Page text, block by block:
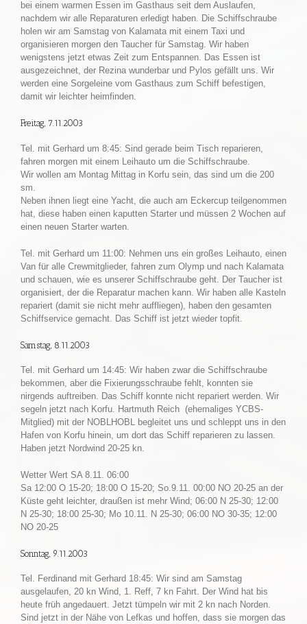
bei einem warmen Essen im Gasthaus seit dem Auslaufen,
nachdem wir alle Reparaturen erledigt haben. Die Schiffschraube
holen wir am Samstag von Kalamata mit einem Taxi und
organisieren morgen den Taucher für Samstag. Wir haben
wenigstens jetzt etwas Zeit zum Entspannen. Das Essen ist
ausgezeichnet, der Rezina wunderbar und Pylos gefällt uns. Wir
werden eine Sorgeleine vom Gasthaus zum Schiff befestigen,
damit wir leichter heimfinden.
Freitag, 7.11.2003
Tel. mit Gerhard um 8:45: Sind gerade beim Tisch reparieren,
fahren morgen mit einem Leihauto um die Schiffschraube.
Wir wollen am Montag Mittag in Korfu sein, das sind um die 200
sm.
Neben ihnen liegt eine Yacht, die auch am Eckercup teilgenommen
hat, diese haben einen kaputten Starter und müssen 2 Wochen auf
einen neuen Starter warten.
Tel. mit Gerhard um 11:00: Nehmen uns ein großes Leihauto, einen
Van für alle Crewmitglieder, fahren zum Olymp und nach Kalamata
und schauen, wie es unserer Schiffschraube geht. Der Taucher ist
organisiert, der die Reparatur machen kann. Wir haben alle Kasteln
repariert (damit sie nicht mehr auffliegen), haben den gesamten
Schiffservice gemacht. Das Schiff ist jetzt wieder topfit.
Samstag, 8.11.2003
Tel. mit Gerhard um 14:45: Wir haben zwar die Schiffschraube
bekommen, aber die Fixierungsschraube fehlt, konnten sie
nirgends auftreiben. Das Schiff konnte nicht repariert werden. Wir
segeln jetzt nach Korfu. Hartmuth Reich (ehemaliges YCBS-
Mitglied) mit der NOBLHOBL begleitet uns und schleppt uns in den
Hafen von Korfu hinein, um dort das Schiff reparieren zu lassen.
Haben jetzt Nordwind 20-25 kn.
Wetter Wert SA 8.11. 06:00
Sa 12:00 O 15-20; 18:00 O 15-20; So.9.11. 00:00 NO 20-25 an der
Küste geht leichter, draußen ist mehr Wind; 06:00 N 25-30; 12:00
N 25-30; 18:00 25-30; Mo 10.11. N 25-30; 06:00 NO 30-35; 12:00
NO 20-25
Sonntag, 9.11.2003
Tel. Ferdinand mit Gerhard 18:45: Wir sind am Samstag
ausgelaufen, 20 kn Wind, 1. Reff, 7 kn Fahrt. Der Wind hat bis
heute früh angedauert. Jetzt tümpeln wir mit 2 kn nach Norden.
Sind jetzt in der Nähe von Lefkas und hoffen, dass sie morgen das